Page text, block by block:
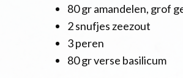
80 gr amandelen, grof
2 snufjes zeezout
3 peren
80 gr verse basilicum